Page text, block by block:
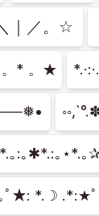
｜／。☆
* 。★
｡:｡✱*.:｡⋆*.｡
ﾟ★: *.☽ .*:★